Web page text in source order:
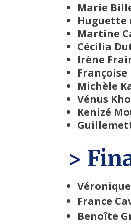
Marie
Huguette
Martine
Cécilia
Irène
Michèle
Vénus
Kenizé
>
France
Benoîte